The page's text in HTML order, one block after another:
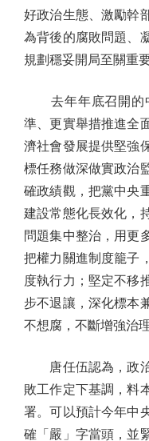
好政治生態、激勵幹
為背後的腐敗問題、
規劃穩妥開局至關重要
去年年底召開的
準、更實舉措推進全
濟社會發展提供堅強
標任務做深做實政治
確政績觀，把黨中央
建設常態化長效化，
問題集中整治，用更
把權力關進制度籠子
度執行力；堅定不移
步不退讓，深化標本
不想腐，不斷增強治
唐任伍認為，政治
敗工作定下基調，料
署。可以預計今年中
確「嚴」字當頭，並